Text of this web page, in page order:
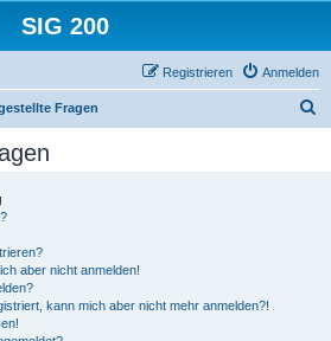
SIG 200
Anmelden
Registrieren
Fragen
aber nicht anmelden!
kann mich aber nicht mehr anmelden?!